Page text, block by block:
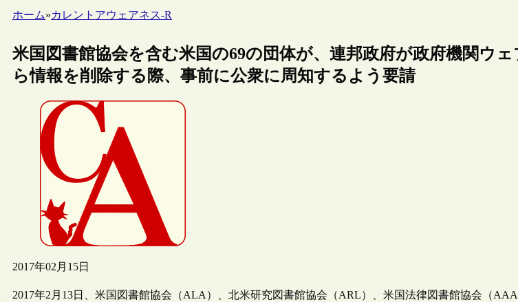
ホーム»カレントアウェアネス-R
米国図書館協会を含む米国の69の団体が、連邦政府が政府機関ウ
ら情報を削除する際、事前に公衆に周知するよう要請
2017年02月15日
2017年2月13日、米国図書館協会（ALA）、北米研究図書館協会（ARL）、米国法律図書館協会（